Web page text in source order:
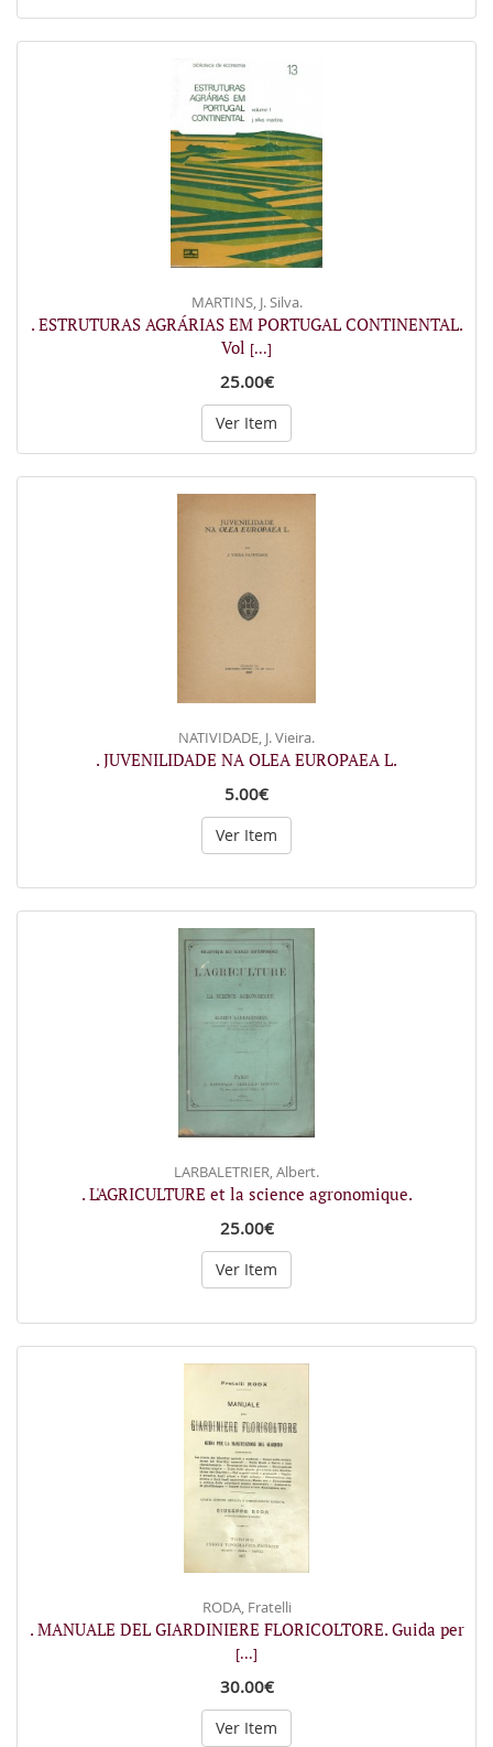
MARTINS, J. Silva.
. ESTRUTURAS AGRÁRIAS EM PORTUGAL CONTINENTAL.
Vol [...]
25.00€
Ver Item
NATIVIDADE, J. Vieira.
. JUVENILIDADE NA OLEA EUROPAEA L.
5.00€
Ver Item
LARBALETRIER, Albert.
. L'AGRICULTURE et la science agronomique.
25.00€
Ver Item
RODA, Fratelli
. MANUALE DEL GIARDINIERE FLORICOLTORE. Guida per
[...]
30.00€
Ver Item